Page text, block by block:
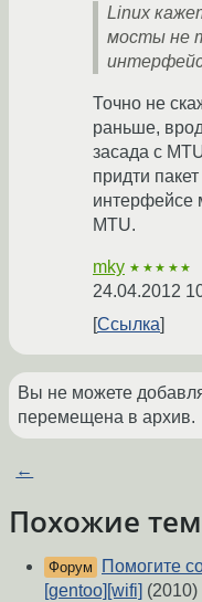
Linux
мосты не
Точно не
раньше,
засада с
придти
интерфейсе
MTU.
mky ★★★★★
24.04.2012
Ссылка
Вы не можете
перемещена в архив.
←
Похожие
Форум
Помогите
[gentoo][wifi] (2010)